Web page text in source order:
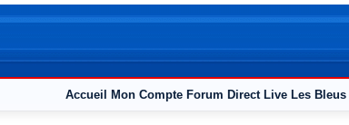
Accueil Mon Compte Forum Direct Live Les Bleus